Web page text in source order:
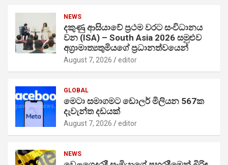
NEWS
දකුණු ආසියාවේ ප්‍රථම වරට සංවිධානය
වන (ISA) – South Asia 2026 සමුළුව
අග්‍රාමාත්‍යතුමියගේ ප්‍රධානත්වයෙන්
August 7, 2026 editor
GLOBAL
මෙටා සමාගමට ඩොලර් මිලියන 567ක
දැවැන්ත දඩයක්
August 7, 2026 editor
NEWS